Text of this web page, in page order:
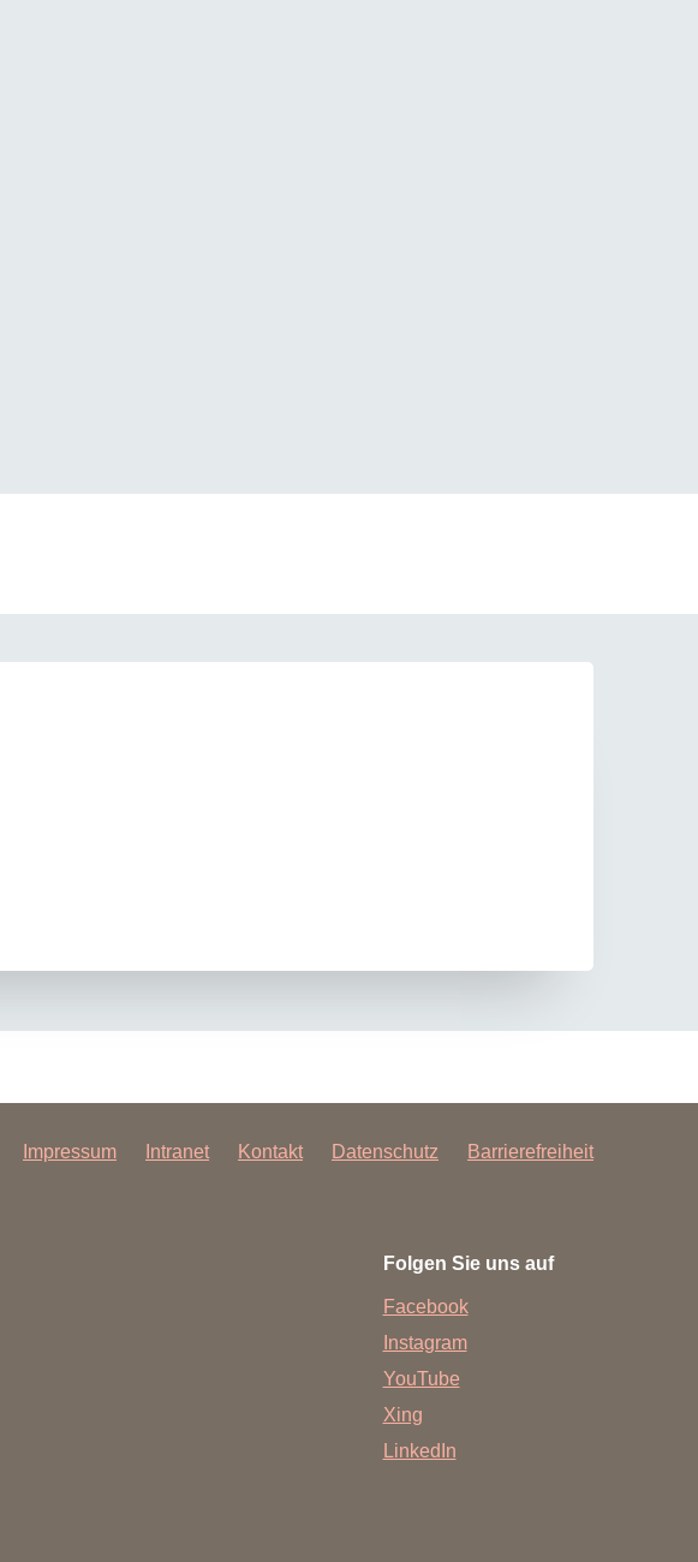
Impressum Intranet Kontakt Datenschutz Barrierefreiheit
Folgen Sie uns auf
Facebook
Instagram
YouTube
Xing
LinkedIn